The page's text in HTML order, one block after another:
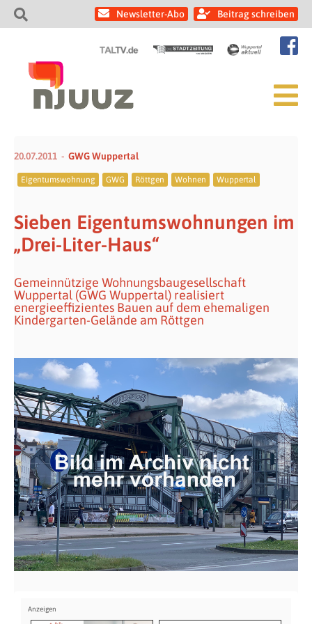
Newsletter-Abo Beitrag schreiben
20.07.2011 GWG Wuppertal
Eigentumswohnung GWG Röttgen Wohnen Wuppertal
Sieben Eigentumswohnungen im
„Drei-Liter-Haus“
Gemeinnützige Wohnungsbaugesellschaft
Wuppertal (GWG Wuppertal) realisiert
energieeffizientes Bauen auf dem ehemaligen
Kindergarten-Gelände am Röttgen